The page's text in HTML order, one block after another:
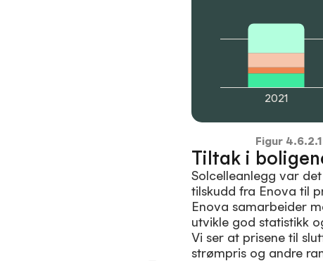
2021
Figur 4.6.2.1
Tiltak i
Solcelleanlegg var
tilskudd fra Enova til
Enova samarbeider
utvikle god statistikk
Vi ser at prisene til
strømpris og andre